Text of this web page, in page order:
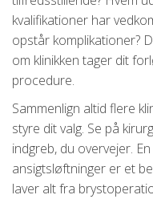
kvalifikationer har
opstår komplikationer?
om klinikken tager dit
procedure.
Sammenlign altid flere
styre dit valg. Se på
indgreb, du overvejer.
ansigtsløftninger er et
laver alt fra